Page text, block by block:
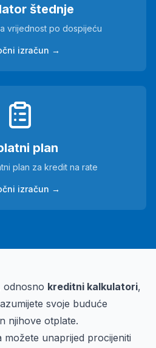
štednje
vrijednost po dospijeću
izračun →
plan
plan za kredit na rate
izračun →
odnosno kreditni kalkulatori,
svoje buduće
njihove otplate.
možete unaprijed procijeniti